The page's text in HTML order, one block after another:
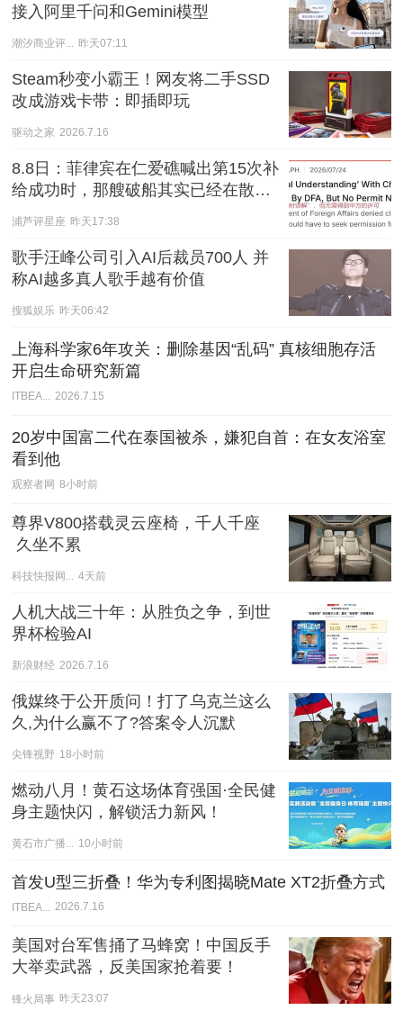
接入阿里千问和Gemini模型
潮汐商业评... 昨天07:11
Steam秒变小霸王！网友将二手SSD
改成游戏卡带：即插即玩
驱动之家 2026.7.16
8.8日：菲律宾在仁爱礁喊出第15次补
给成功时，那艘破船其实已经在散架
浦芦评星座 昨天17:38
歌手汪峰公司引入AI后裁员700人 并
称AI越多真人歌手越有价值
搜狐娱乐 昨天06:42
上海科学家6年攻关：删除基因“乱码” 真核细胞存活
开启生命研究新篇
ITBEA... 2026.7.15
20岁中国富二代在泰国被杀，嫌犯自首：在女友浴室
看到他
观察者网 8小时前
尊界V800搭载灵云座椅，千人千座
久坐不累
科技快报网... 4天前
人机大战三十年：从胜负之争，到世
界杯检验AI
新浪财经 2026.7.16
俄媒终于公开质问！打了乌克兰这么
久,为什么赢不了?答案令人沉默
尖锋视野 18小时前
燃动八月！黄石这场体育强国·全民健
身主题快闪，解锁活力新风！
黄石市广播... 10小时前
首发U型三折叠！华为专利图揭晓Mate XT2折叠方式
ITBEA... 2026.7.16
美国对台军售捅了马蜂窝！中国反手
大举卖武器，反美国家抢着要！
锋火局事 昨天23:07